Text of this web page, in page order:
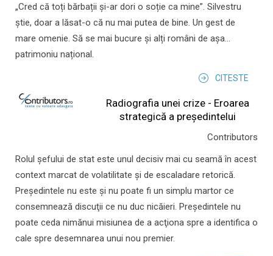
„Cred că toți bărbații și-ar dori o soție ca mine”. Silvestru
știe, doar a lăsat-o că nu mai putea de bine. Un gest de
mare omenie. Să se mai bucure și alți români de așa...
patrimoniu național.
CITESTE
Radiografia unei crize - Eroarea
strategică a președintelui
Contributors
Rolul şefului de stat este unul decisiv mai cu seamă în acest
context marcat de volatilitate şi de escaladare retorică.
Preşedintele nu este şi nu poate fi un simplu martor ce
consemnează discuţii ce nu duc nicăieri. Preşedintele nu
poate ceda nimănui misiunea de a acţiona spre a identifica o
cale spre desemnarea unui nou premier.